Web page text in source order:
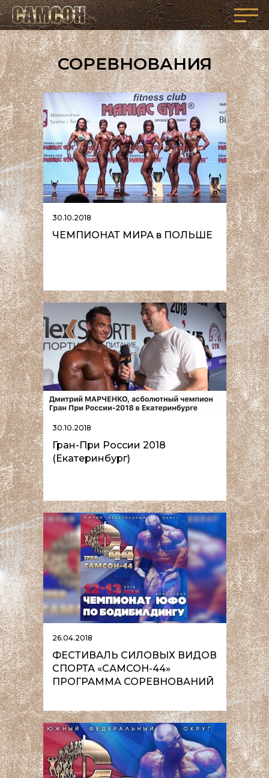
СОРЕВНОВАНИЯ
30.10.2018
ЧЕМПИОНАТ МИРА в ПОЛЬШЕ
30.10.2018
Гран-При России 2018
(Екатеринбург)
26.04.2018
ФЕСТИВАЛЬ СИЛОВЫХ ВИДОВ
СПОРТА «САМСОН-44»
ПРОГРАММА СОРЕВНОВАНИЙ